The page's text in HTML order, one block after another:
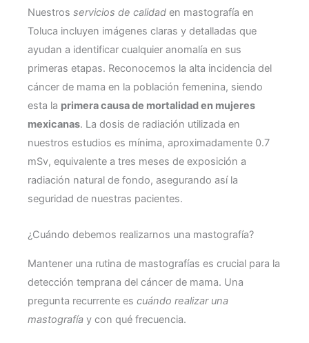
Nuestros servicios de calidad en mastografía en
Toluca incluyen imágenes claras y detalladas que
ayudan a identificar cualquier anomalía en sus
primeras etapas. Reconocemos la alta incidencia del
cáncer de mama en la población femenina, siendo
esta la primera causa de mortalidad en mujeres
mexicanas. La dosis de radiación utilizada en
nuestros estudios es mínima, aproximadamente 0.7
mSv, equivalente a tres meses de exposición a
radiación natural de fondo, asegurando así la
seguridad de nuestras pacientes.
¿Cuándo debemos realizarnos una mastografía?
Mantener una rutina de mastografías es crucial para la
detección temprana del cáncer de mama. Una
pregunta recurrente es cuándo realizar una
mastografía y con qué frecuencia.